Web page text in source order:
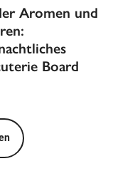
Aromen und
Board